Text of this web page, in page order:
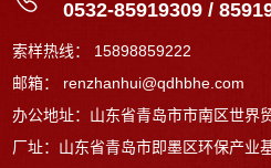
0532-85919309/
索样热线： 15898859222
邮箱： renzhanhui@qdhbhe.com
办公地址：山东省青岛市市南区世界
厂址：山东省青岛市即墨区环保产业